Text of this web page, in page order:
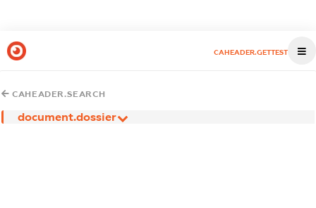
CAHEADER.GETTEST
CAHEADER.SEARCH
document.dossier